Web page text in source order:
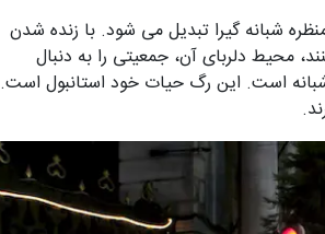
شبانه گیرا تبدیل می شود. با زنده شدن
محیط دلربای آن، جمعیتی را به دنبال
است. این رگ حیات خود استانبول است.